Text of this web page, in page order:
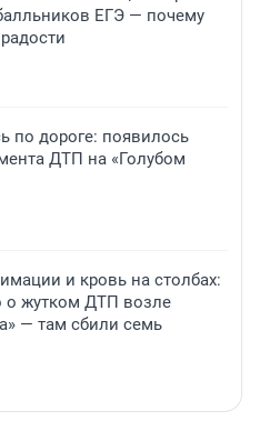
ЕГЭ — почему
по дороге: появилось
ДТП на «Голубом
и кровь на столбах:
о жутком ДТП возле
— там сбили семь